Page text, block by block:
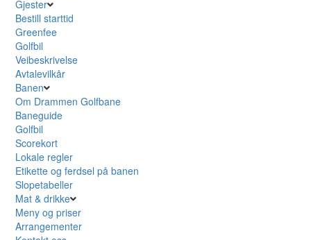
Gjester
Bestill starttid
Greenfee
Golfbil
Veibeskrivelse
Avtalevilkår
Banen
Om Drammen Golfbane
Baneguide
Golfbil
Scorekort
Lokale regler
Etikette og ferdsel på banen
Slopetabeller
Mat & drikke
Meny og priser
Arrangementer